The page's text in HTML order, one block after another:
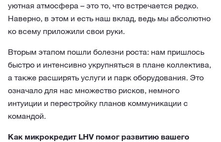
уютная атмосфера – это то, что встречается редко.
Наверно, в этом и есть наш вклад, ведь мы абсолютно
ко всему приложили свои руки.
Вторым этапом пошли болезни роста: нам пришлось
быстро и интенсивно укрупняться в плане коллектива,
а также расширять услуги и парк оборудования. Это
означало для нас множество рисков, немного
интуиции и перестройку планов коммуникации с
командой.
Как микрокредит LHV помог развитию вашего